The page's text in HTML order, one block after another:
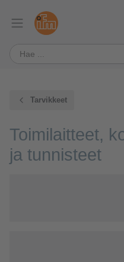
Tarvikkeet
Toimilaitteet,
ja tunnisteet